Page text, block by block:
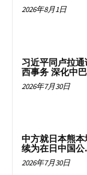
2026年8月1日
习近平同卢拉
西事务 深化中
2026年7月30日
中方就日本熊
续为在日中国
2026年7月30日